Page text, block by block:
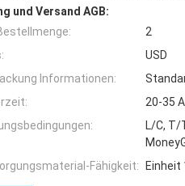
und Versand AGB:
2
USD
Informationen:
20-35
L/C, T/
Fähigkeit:
Einheit